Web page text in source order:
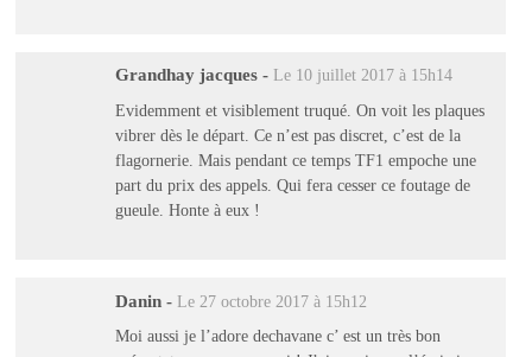
Grandhay jacques - Le 10 juillet 2017 à 15h14
Evidemment et visiblement truqué. On voit les plaques
vibrer dès le départ. Ce n’est pas discret, c’est de la
flagornerie. Mais pendant ce temps TF1 empoche une
part du prix des appels. Qui fera cesser ce foutage de
gueule. Honte à eux !
Danin - Le 27 octobre 2017 à 15h12
Moi aussi je l’adore dechavane c’ est un très bon